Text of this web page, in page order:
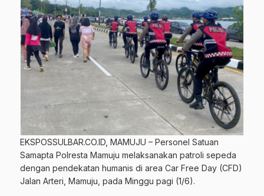
EKSPOSSULBAR.CO.ID, MAMUJU – Personel Satuan
Samapta Polresta Mamuju melaksanakan patroli sepeda
dengan pendekatan humanis di area Car Free Day (CFD)
Jalan Arteri, Mamuju, pada Minggu pagi (1/6).